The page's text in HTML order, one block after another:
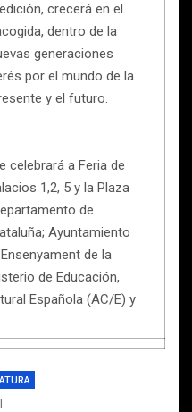
crecerá en el
dentro de la
generaciones
por el mundo de la
y el futuro.
celebrará a Feria de
1,2, 5 y la Plaza
de
Ayuntamiento
de la
de Educación,
Española (AC/E) y